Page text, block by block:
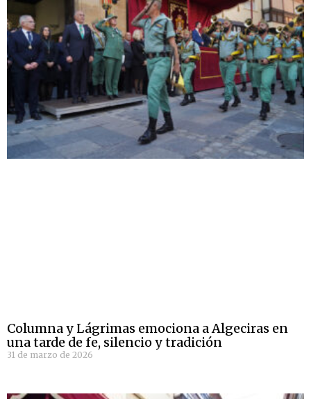
Columna y Lágrimas emociona a Algeciras en
una tarde de fe, silencio y tradición
31 de marzo de 2026